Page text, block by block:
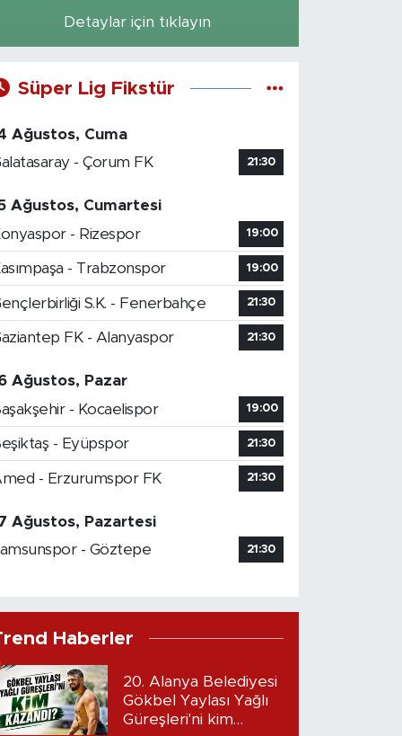
Detaylar için tıklayın
Süper Lig Fikstür
Ağustos, Cuma
- Çorum FK
21:30
Ağustos, Cumartesi
- Rizespor
19:00
- Trabzonspor 19:00
S.K. - Fenerbahçe 21:30
FK - Alanyaspor 21:30
Ağustos, Pazar
- Kocaelispor
19:00
- Eyüpspor 21:30
- Erzurumspor FK 21:30
Ağustos, Pazartesi
- Göztepe
21:30
Haberler
20. Alanya Belediyesi
Gökbel Yaylası Yağlı
Güreşleri'ni kim